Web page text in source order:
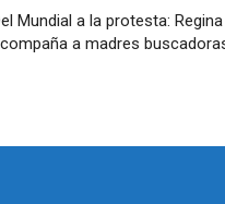
Mundial a la protesta:
a madres